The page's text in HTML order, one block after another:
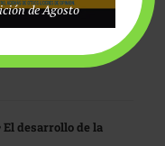
desarrollo de la
de Agosto